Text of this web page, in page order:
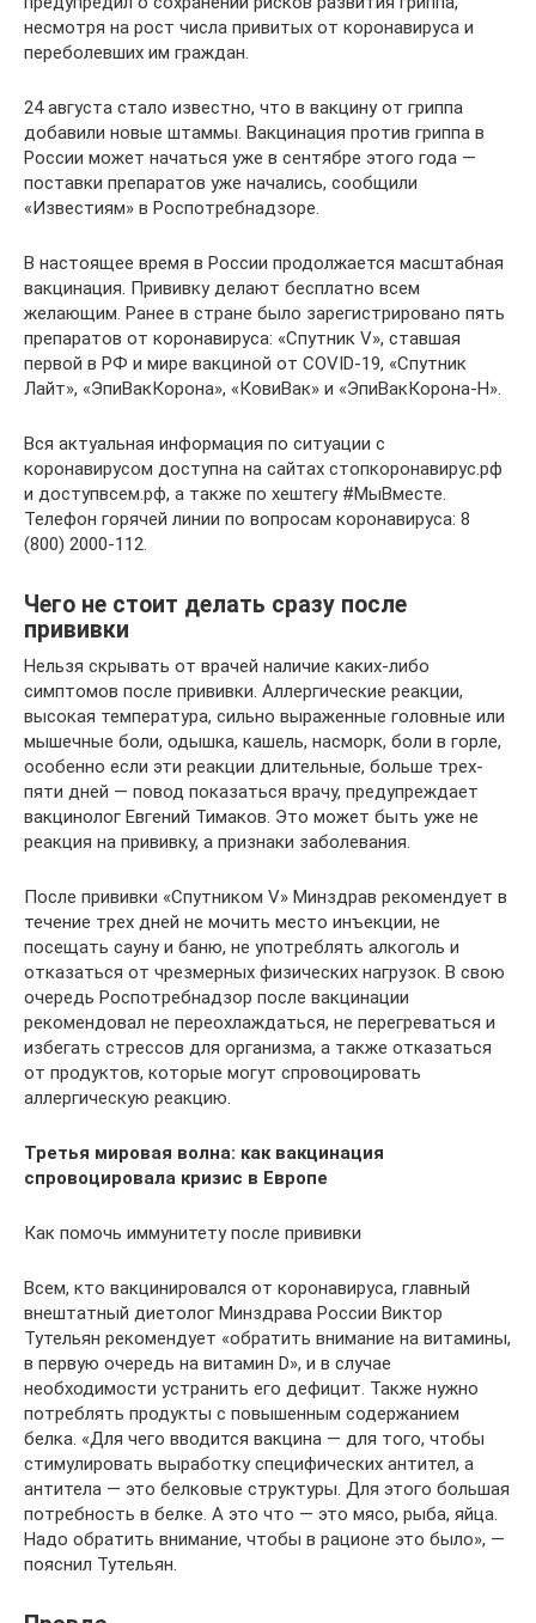
несмотря на рост числа привитых от коронавируса и
переболевших им граждан.
24 августа стало известно, что в вакцину от гриппа
добавили новые штаммы. Вакцинация против гриппа в
России может начаться уже в сентябре этого года —
поставки препаратов уже начались, сообщили
«Известиям» в Роспотребнадзоре.
В настоящее время в России продолжается масштабная
вакцинация. Прививку делают бесплатно всем
желающим. Ранее в стране было зарегистрировано пять
препаратов от коронавируса: «Спутник V», ставшая
первой в РФ и мире вакциной от COVID-19, «Спутник
Лайт», «ЭпиВакКорона», «КовиВак» и «ЭпиВакКорона-Н».
Вся актуальная информация по ситуации с
коронавирусом доступна на сайтах стопкоронавирус.рф
и доступвсем.рф, а также по хештегу #МыВместе.
Телефон горячей линии по вопросам коронавируса: 8
(800) 2000-112.
Чего не стоит делать сразу после
прививки
Нельзя скрывать от врачей наличие каких-либо
симптомов после прививки. Аллергические реакции,
высокая температура, сильно выраженные головные или
мышечные боли, одышка, кашель, насморк, боли в горле,
особенно если эти реакции длительные, больше трех-
пяти дней — повод показаться врачу, предупреждает
вакцинолог Евгений Тимаков. Это может быть уже не
реакция на прививку, а признаки заболевания.
После прививки «Спутником V» Минздрав рекомендует в
течение трех дней не мочить место инъекции, не
посещать сауну и баню, не употреблять алкоголь и
отказаться от чрезмерных физических нагрузок. В свою
очередь Роспотребнадзор после вакцинации
рекомендовал не переохлаждаться, не перегреваться и
избегать стрессов для организма, а также отказаться
от продуктов, которые могут спровоцировать
аллергическую реакцию.
Третья мировая волна: как вакцинация
спровоцировала кризис в Европе
Как помочь иммунитету после прививки
Всем, кто вакцинировался от коронавируса, главный
внештатный диетолог Минздрава России Виктор
Тутельян рекомендует «обратить внимание на витамины,
в первую очередь на витамин D», и в случае
необходимости устранить его дефицит. Также нужно
потреблять продукты с повышенным содержанием
белка. «Для чего вводится вакцина — для того, чтобы
стимулировать выработку специфических антител, а
антитела — это белковые структуры. Для этого большая
потребность в белке. А это что — это мясо, рыба, яйца.
Надо обратить внимание, чтобы в рационе это было», —
пояснил Тутельян.